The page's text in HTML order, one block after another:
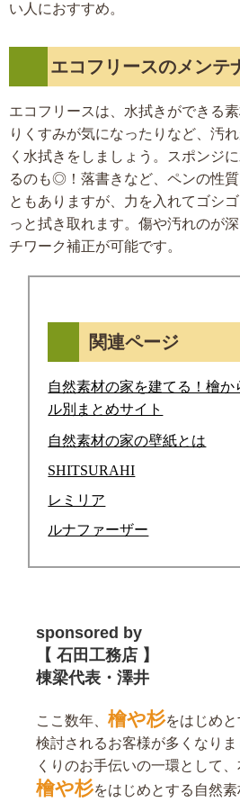
い人におすすめ。
エコフリースのメンテ
エコフリースは、水拭きができる
りくすみが気になったりなど、汚
く水拭きをしましょう。スポンジ
るのも◎！落書きなど、ペンの性
ともありますが、力を入れてゴシ
っと拭き取れます。傷や汚れのが
チワーク補正が可能です。
関連ページ
自然素材の家を建てる！檜か
ル別まとめサイト
自然素材の家の壁紙とは
SHITSURAHI
レミリア
ルナファーザー
sponsored by
【 石田工務店 】
棟梁代表・澤井
ここ数年、 檜や杉をはじめ
検討されるお客様が多くなり
くりのお手伝いの一環として
檜や杉をはじめとする自然